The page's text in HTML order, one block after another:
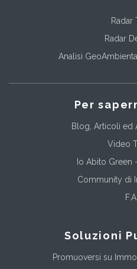
Radar
Radar
Analisi
Per
Blog, Articoli ed
Video
Io Abito Green
Community di
Soluzioni
Promuoversi su